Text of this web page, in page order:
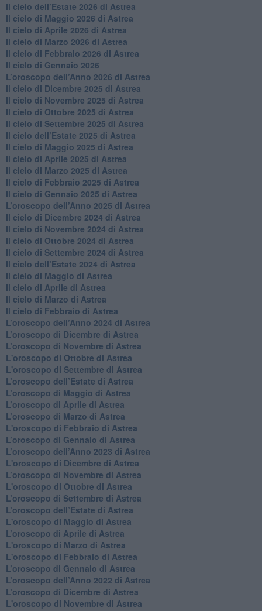
​Il cielo dell’Estate 2026 di Astrea
​Il cielo di Maggio 2026 di Astrea
​Il cielo di Aprile 2026 di Astrea
​Il cielo di Marzo 2026 di Astrea
​Il cielo di Febbraio 2026 di Astrea
Il cielo di Gennaio 2026
​L’oroscopo dell’Anno 2026 di Astrea
​Il cielo di Dicembre 2025 di Astrea
​Il cielo di Novembre 2025 di Astrea
​Il cielo di Ottobre 2025 di Astrea
Il cielo di Settembre 2025 di Astrea
Il cielo dell’Estate 2025 di Astrea
​Il cielo di Maggio 2025 di Astrea
​Il cielo di Aprile 2025 di Astrea
Il cielo di Marzo 2025 di Astrea
​Il cielo di Febbraio 2025 di Astrea
Il cielo di Gennaio 2025 di Astrea
​L’oroscopo dell’Anno 2025 di Astrea
​Il cielo di Dicembre 2024 di Astrea
Il cielo di Novembre 2024 di Astrea
​Il cielo di Ottobre 2024 di Astrea
​Il cielo di Settembre 2024 di Astrea
Il cielo dell’Estate 2024 di Astrea
Il cielo di Maggio di Astrea
Il cielo di Aprile di Astrea
​Il cielo di Marzo di Astrea
​Il cielo di Febbraio di Astrea
​L’oroscopo dell’Anno 2024 di Astrea
​L’oroscopo di Dicembre di Astrea
​L’oroscopo di Novembre di Astrea
L'oroscopo di Ottobre di Astrea
L'oroscopo di Settembre di Astrea
L’oroscopo dell’Estate di Astrea
​L’oroscopo di Maggio di Astrea
​L’oroscopo di Aprile di Astrea
L’oroscopo di Marzo di Astrea
L'oroscopo di Febbraio di Astrea
​L’oroscopo di Gennaio di Astrea
​L’oroscopo dell’Anno 2023 di Astrea
L'oroscopo di Dicembre di Astrea
L’oroscopo di Novembre di Astrea
L'oroscopo di Ottobre di Astrea
​L’oroscopo di Settembre di Astrea
​L’oroscopo dell’Estate di Astrea
L'oroscopo di Maggio di Astrea
​L’oroscopo di Aprile di Astrea
L'oroscopo di Marzo di Astrea
L'oroscopo di Febbraio di Astrea
​L’oroscopo di Gennaio di Astrea
​L’oroscopo dell’Anno 2022 di Astrea
​L’oroscopo di Dicembre di Astrea
L'oroscopo di Novembre di Astrea